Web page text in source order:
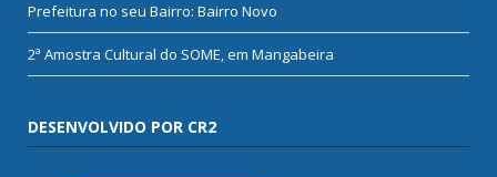
Prefeitura no seu Bairro: Bairro Novo
2ª Amostra Cultural do SOME, em Mangabeira
DESENVOLVIDO POR CR2